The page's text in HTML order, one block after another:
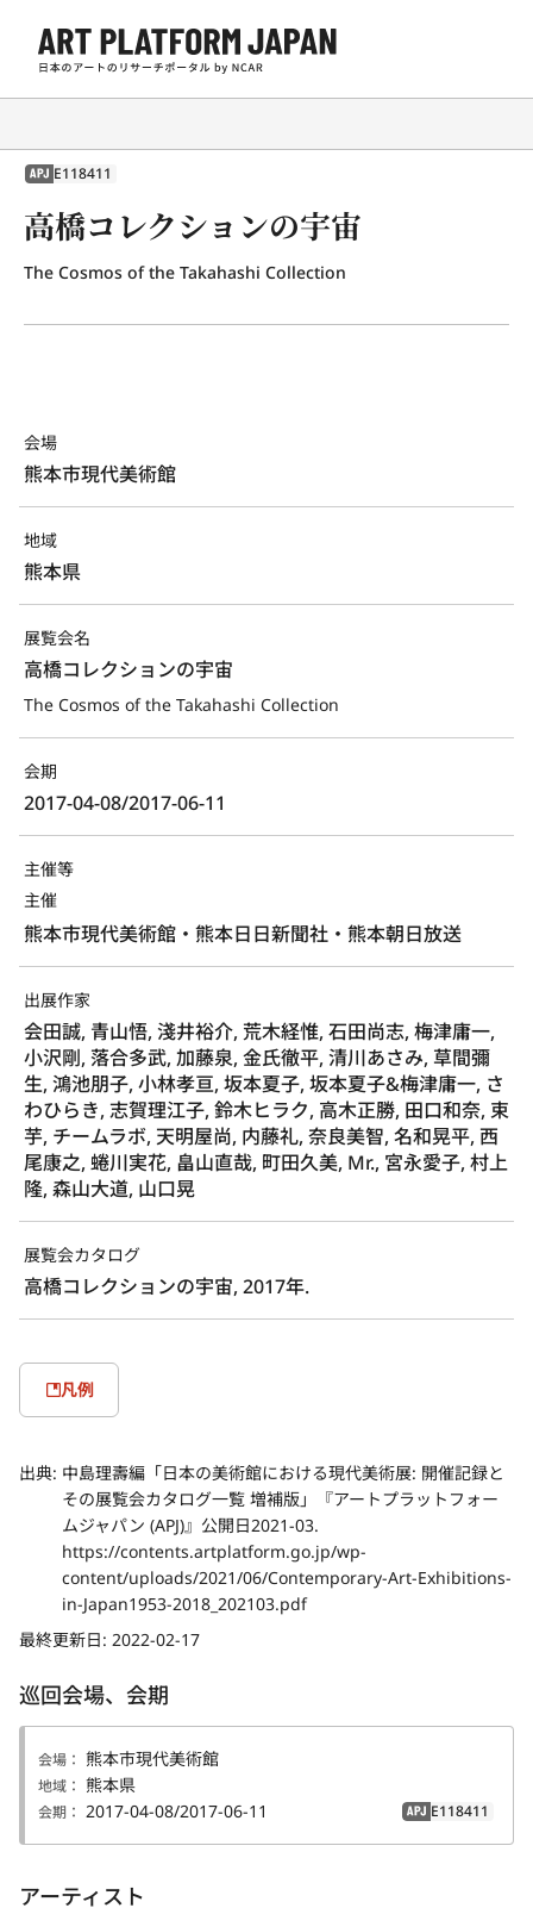
APJ E118411
高橋コレクションの宇宙
The Cosmos of the Takahashi Collection
会場
熊本市現代美術館
地域
熊本県
展覧会名
高橋コレクションの宇宙
The Cosmos of the Takahashi Collection
会期
2017-04-08/2017-06-11
主催等
主催
熊本市現代美術館・熊本日日新聞社・熊本朝日放送
出展作家
会田誠, 青山悟, 淺井裕介, 荒木経惟, 石田尚志, 梅津庸一,
小沢剛, 落合多武, 加藤泉, 金氏徹平, 清川あさみ, 草間彌
生, 鴻池朋子, 小林孝亘, 坂本夏子, 坂本夏子&梅津庸一, さ
わひらき, 志賀理江子, 鈴木ヒラク, 高木正勝, 田口和奈, 束
芋, チームラボ, 天明屋尚, 内藤礼, 奈良美智, 名和晃平, 西
尾康之, 蜷川実花, 畠山直哉, 町田久美, Mr., 宮永愛子, 村上
隆, 森山大道, 山口晃
展覧会カタログ
高橋コレクションの宇宙, 2017年.
凡例
出典: 中島理壽編「日本の美術館における現代美術展: 開催記録と
その展覧会カタログ一覧 増補版」『アートプラットフォー
ムジャパン (APJ)』公開日2021-03.
https://contents.artplatform.go.jp/wp-
content/uploads/2021/06/Contemporary-Art-Exhibitions-
in-Japan1953-2018_202103.pdf
最終更新日: 2022-02-17
巡回会場、会期
会場： 熊本市現代美術館
地域： 熊本県
会期： 2017-04-08/2017-06-11 APJ E118411
アーティスト